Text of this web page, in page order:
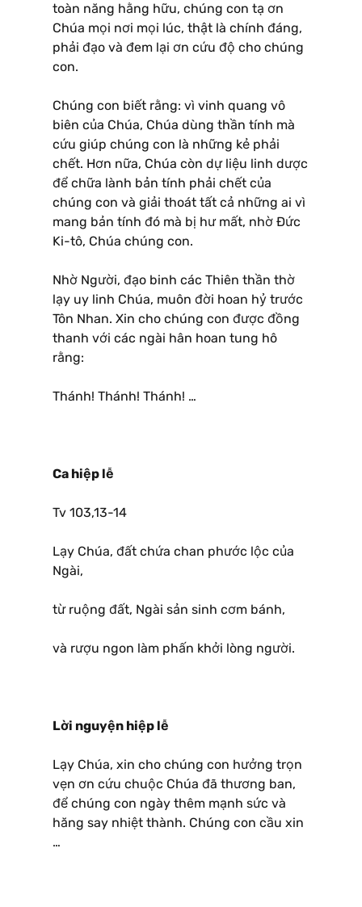
toàn năng hằng hữu, chúng con tạ ơn
Chúa mọi nơi mọi lúc, thật là chính đáng,
phải đạo và đem lại ơn cứu độ cho chúng
con.
Chúng con biết rằng: vì vinh quang vô
biên của Chúa, Chúa dùng thần tính mà
cứu giúp chúng con là những kẻ phải
chết. Hơn nữa, Chúa còn dự liệu linh dược
để chữa lành bản tính phải chết của
chúng con và giải thoát tất cả những ai vì
mang bản tính đó mà bị hư mất, nhờ Ðức
Ki-tô, Chúa chúng con.
Nhờ Người, đạo binh các Thiên thần thờ
lạy uy linh Chúa, muôn đời hoan hỷ trước
Tôn Nhan. Xin cho chúng con được đồng
thanh với các ngài hân hoan tung hô
rằng:
Thánh! Thánh! Thánh! …
Ca hiệp lễ
Tv 103,13-14
Lạy Chúa, đất chứa chan phước lộc của
Ngài,
từ ruộng đất, Ngài sản sinh cơm bánh,
và rượu ngon làm phấn khởi lòng người.
Lời nguyện hiệp lễ
Lạy Chúa, xin cho chúng con hưởng trọn
vẹn ơn cứu chuộc Chúa đã thương ban,
để chúng con ngày thêm mạnh sức và
hăng say nhiệt thành. Chúng con cầu xin
…